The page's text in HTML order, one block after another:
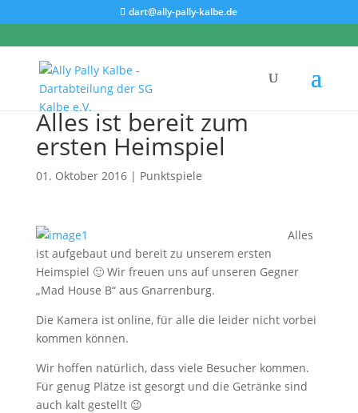
dart@ally-pally-kalbe.de
Alles ist bereit zum
ersten Heimspiel
01. Oktober 2016| Punktspiele
Alles
ist aufgebaut und bereit zu unserem ersten
Heimspiel 🙂 Wir freuen uns auf unseren Gegner
„Mad House B“ aus Gnarrenburg.
Die Kamera ist online, für alle die leider nicht vorbei
kommen können.
Wir hoffen natürlich, dass viele Besucher kommen.
Für genug Plätze ist gesorgt und die Getränke sind
auch kalt gestellt 😉